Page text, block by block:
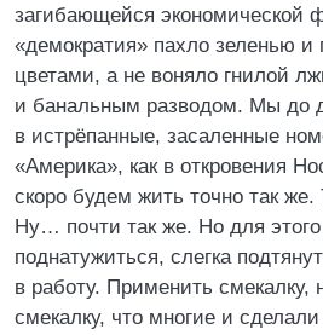
загибающейся экономической
«демократия» пахло зеленью
цветами, а не воняло гнилой
и банальным разводом. Мы до
в истрёпанные, засаленные
«Америка», как в откровения
скоро будем жить точно так
Ну… почти так же. Но для
поднатужиться, слегка
в работу. Применить смекалку,
смекалку, что многие и